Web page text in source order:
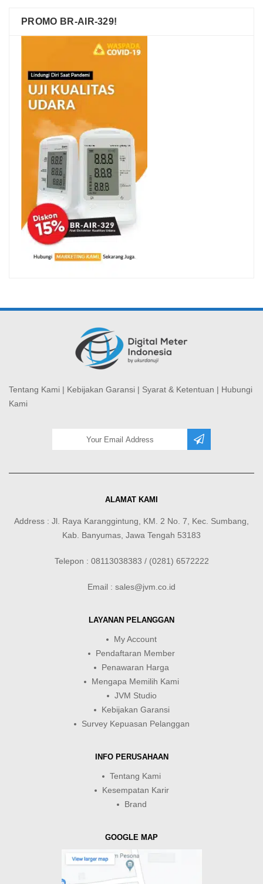
PROMO BR-AIR-329!
Tentang Kami | Kebijakan Garansi | Syarat & Ketentuan | Hubungi
Kami
ALAMAT KAMI
Address : Jl. Raya Karanggintung, KM. 2 No. 7, Kec. Sumbang,
Kab. Banyumas, Jawa Tengah 53183
Telepon : 08113038383 / (0281) 6572222
Email : sales@jvm.co.id
LAYANAN PELANGGAN
My Account
Pendaftaran Member
Penawaran Harga
Mengapa Memilih Kami
JVM Studio
Kebijakan Garansi
Survey Kepuasan Pelanggan
INFO PERUSAHAAN
Tentang Kami
Kesempatan Karir
Brand
GOOGLE MAP